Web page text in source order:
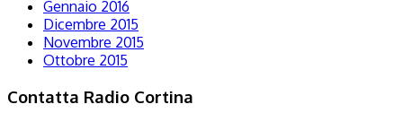
Gennaio 2016
Dicembre 2015
Novembre 2015
Ottobre 2015
Contatta Radio Cortina